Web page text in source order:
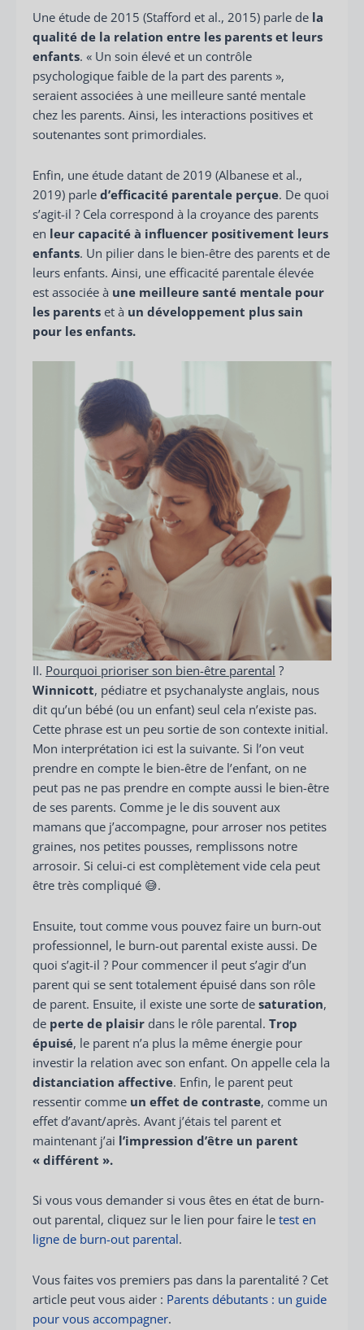
Une étude de 2015 (Stafford et al., 2015) parle de la
qualité de la relation entre les parents et leurs
enfants. « Un soin élevé et un contrôle
psychologique faible de la part des parents »,
seraient associées à une meilleure santé mentale
chez les parents. Ainsi, les interactions positives et
soutenantes sont primordiales.
Enfin, une étude datant de 2019 (Albanese et al.,
2019) parle d’efficacité parentale perçue. De quoi
s’agit-il ? Cela correspond à la croyance des parents
en leur capacité à influencer positivement leurs
enfants. Un pilier dans le bien-être des parents et de
leurs enfants. Ainsi, une efficacité parentale élevée
est associée à une meilleure santé mentale pour
les parents et à un développement plus sain
pour les enfants.
II. Pourquoi prioriser son bien-être parental ?
Winnicott, pédiatre et psychanalyste anglais, nous
dit qu’un bébé (ou un enfant) seul cela n’existe pas.
Cette phrase est un peu sortie de son contexte initial.
Mon interprétation ici est la suivante. Si l’on veut
prendre en compte le bien-être de l’enfant, on ne
peut pas ne pas prendre en compte aussi le bien-être
de ses parents. Comme je le dis souvent aux
mamans que j’accompagne, pour arroser nos petites
graines, nos petites pousses, remplissons notre
arrosoir. Si celui-ci est complètement vide cela peut
être très compliqué 😅.
Ensuite, tout comme vous pouvez faire un burn-out
professionnel, le burn-out parental existe aussi. De
quoi s’agit-il ? Pour commencer il peut s’agir d’un
parent qui se sent totalement épuisé dans son rôle
de parent. Ensuite, il existe une sorte de saturation,
de perte de plaisir dans le rôle parental. Trop
épuisé, le parent n’a plus la même énergie pour
investir la relation avec son enfant. On appelle cela la
distanciation affective. Enfin, le parent peut
ressentir comme un effet de contraste, comme un
effet d’avant/après. Avant j’étais tel parent et
maintenant j’ai l’impression d’être un parent
« différent ».
Si vous vous demander si vous êtes en état de burn-
out parental, cliquez sur le lien pour faire le test en
ligne de burn-out parental.
Vous faites vos premiers pas dans la parentalité ? Cet
article peut vous aider : Parents débutants : un guide
pour vous accompagner.